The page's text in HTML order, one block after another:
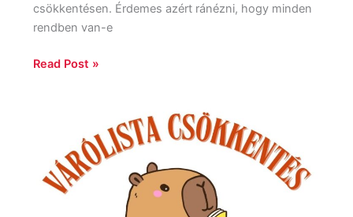
csökkentésen. Érdemes azért ránézni, hogy minden
rendben van-e
Read Post »
csökkentés